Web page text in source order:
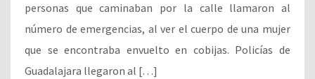
personas que caminaban por la calle llamaron al
número de emergencias, al ver el cuerpo de una mujer
que se encontraba envuelto en cobijas. Policías de
Guadalajara llegaron al […]